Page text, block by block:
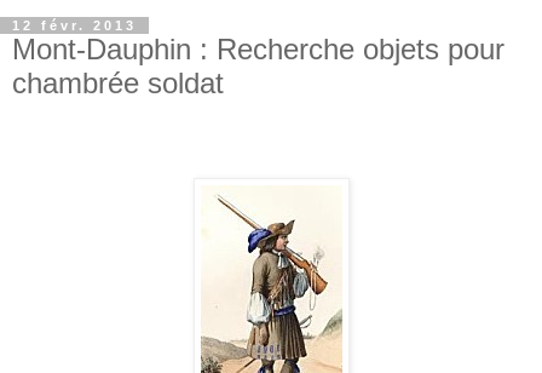
12 févr. 2013
Mont-Dauphin : Recherche objets pour
chambrée soldat